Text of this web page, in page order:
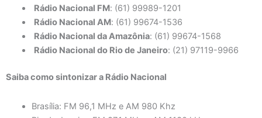
Rádio Nacional FM: (61) 99989-1201
Rádio Nacional AM: (61) 99674-1536
Rádio Nacional da Amazônia: (61) 99674-1568
Rádio Nacional do Rio de Janeiro: (21) 97119-9966
Saiba como sintonizar a Rádio Nacional
Brasília: FM 96,1 MHz e AM 980 Khz